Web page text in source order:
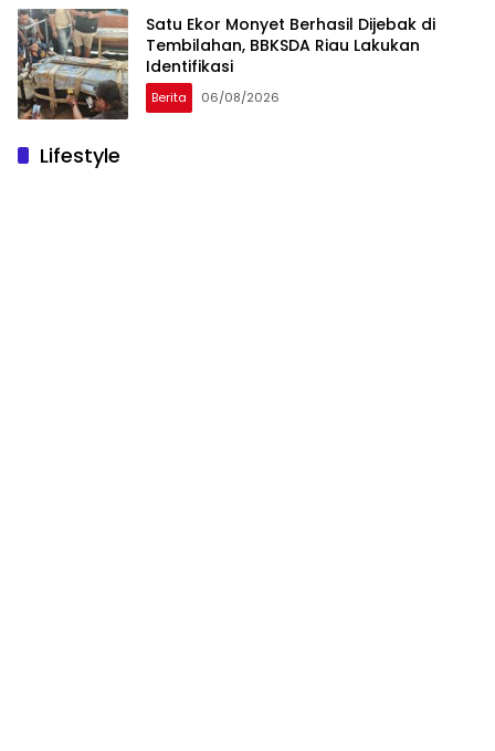
Satu Ekor Monyet Berhasil Dijebak di
Tembilahan, BBKSDA Riau Lakukan
Identifikasi
Berita 06/08/2026
Lifestyle